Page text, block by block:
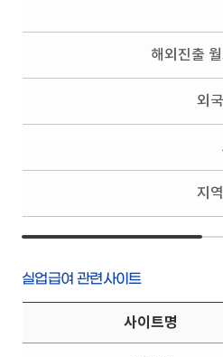
해외진출
외
지
실업급여 관련사이트
사이트명